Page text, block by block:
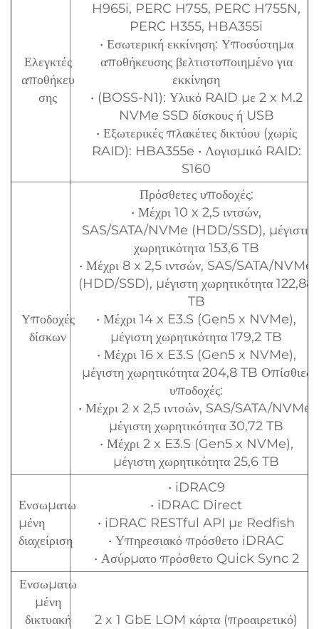
Ελεγκτές
αποθήκευ
σης
H965i, PERC H755, PERC H755N,
PERC H355, HBA355i
• Εσωτερική εκκίνηση: Υποσύστημα
αποθήκευσης βελτιστοποιημένο για
εκκίνηση
• (BOSS-N1): Υλικό RAID με 2 x M.2
NVMe SSD δίσκους ή USB
• Εξωτερικές πλακέτες δικτύου (χωρίς
RAID): HBA355e • Λογισμικό RAID:
S160
Υποδοχές
δίσκων
Πρόσθετες υποδοχές:
• Μέχρι 10 x 2,5 ιντσών,
SAS/SATA/NVMe (HDD/SSD), μέγιστη
χωρητικότητα 153,6 TB
• Μέχρι 8 x 2,5 ιντσών, SAS/SATA/NVMe
(HDD/SSD), μέγιστη χωρητικότητα 122,88
TB
• Μέχρι 14 x E3.S (Gen5 x NVMe),
μέγιστη χωρητικότητα 179,2 TB
• Μέχρι 16 x E3.S (Gen5 x NVMe),
μέγιστη χωρητικότητα 204,8 TB Οπίσθιες
υποδοχές:
• Μέχρι 2 x 2,5 ιντσών, SAS/SATA/NVMe,
μέγιστη χωρητικότητα 30,72 TB
• Μέχρι 2 x E3.S (Gen5 x NVMe),
μέγιστη χωρητικότητα 25,6 TB
Ενσωματω
μένη
διαχείριση
• iDRAC9
• iDRAC Direct
• iDRAC RESTful API με Redfish
• Υπηρεσιακό πρόσθετο iDRAC
• Ασύρματο πρόσθετο Quick Sync 2
Ενσωματω
μένη
δικτυακή
2 x 1 GbE LOM κάρτα (προαιρετικό)